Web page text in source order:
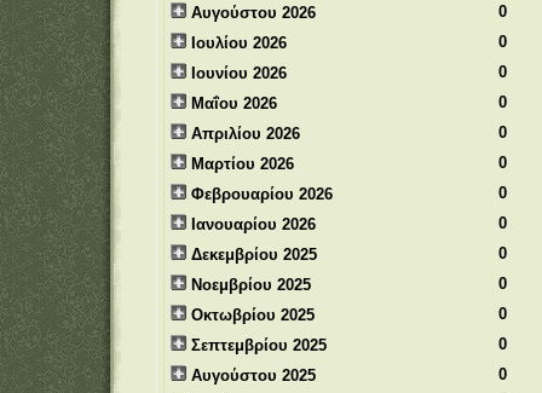
Αυγούστου 2026
0
Ιουλίου 2026
0
Ιουνίου 2026
0
Μαΐου 2026
0
Απριλίου 2026
0
Μαρτίου 2026
0
Φεβρουαρίου 2026
0
Ιανουαρίου 2026
0
Δεκεμβρίου 2025
0
Νοεμβρίου 2025
0
Οκτωβρίου 2025
0
Σεπτεμβρίου 2025
0
Αυγούστου 2025
0